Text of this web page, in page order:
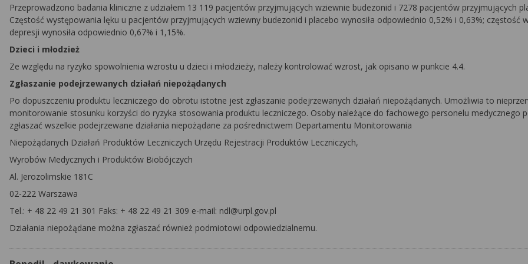
Przeprowadzono badania kliniczne z udziałem 13 119 pacjentów przyjmujących wziewnie budezonid i 7278 pacjentów przyjmujących
Częstość występowania lęku u pacjentów przyjmujących wziewny budezonid i placebo wynosiła odpowiednio 0,52% i 0,63%; częstość
depresji wynosiła odpowiednio 0,67% i 1,15%.
Dzieci i młodzież
Ze względu na ryzyko spowolnienia wzrostu u dzieci i młodzieży, należy kontrolować wzrost, jak opisano w punkcie 4.4.
Zgłaszanie podejrzewanych działań niepożądanych
Po dopuszczeniu produktu leczniczego do obrotu istotne jest zgłaszanie podejrzewanych działań niepożądanych. Umożliwia to
monitorowanie stosunku korzyści do ryzyka stosowania produktu leczniczego. Osoby należące do fachowego personelu medycznego
zgłaszać wszelkie podejrzewane działania niepożądane za pośrednictwem Departamentu Monitorowania
Niepożądanych Działań Produktów Leczniczych Urzędu Rejestracji Produktów Leczniczych,
Wyrobów Medycznych i Produktów Biobójczych
Al. Jerozolimskie 181C
02-222 Warszawa
Tel.: + 48 22 49 21 301 Faks: + 48 22 49 21 309 e-mail: ndl@urpl.gov.pl
Działania niepożądane można zgłaszać również podmiotowi odpowiedzialnemu.